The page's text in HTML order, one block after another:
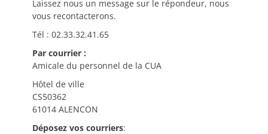
Laissez nous un message sur le répondeur, nous
vous recontacterons.
Tél : 02.33.32.41.65
Par courrier :
Amicale du personnel de la CUA
Hôtel de ville
CS50362
61014 ALENCON
Déposez vos courriers: